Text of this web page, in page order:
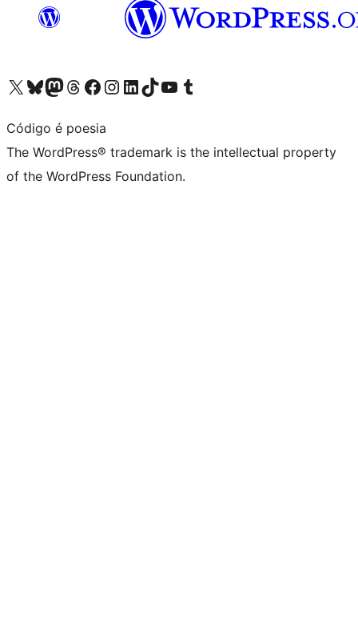
Visit our X (formerly Twitter) account
Visit our Bluesky account
Visit our Mastodon account
Visit our Threads account
Visit our Facebook page
Visit our Instagram account
Visit our LinkedIn account
Visit our TikTok account
Visit our YouTube channel
Visit our Tumblr account
Código é poesia
The WordPress® trademark is the intellectual property
of the WordPress Foundation.